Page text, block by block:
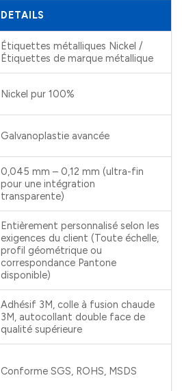
DETAILS
Étiquettes métalliques Nickel /
Étiquettes de marque métallique
Nickel pur 100%
Galvanoplastie avancée
0,045 mm – 0,12 mm (ultra-fin
pour une intégration
transparente)
Entièrement personnalisé selon les
exigences du client (Toute échelle,
profil géométrique ou
correspondance Pantone
disponible)
Adhésif 3M, colle à fusion chaude
3M, autocollant double face de
qualité supérieure
Conforme SGS, ROHS, MSDS